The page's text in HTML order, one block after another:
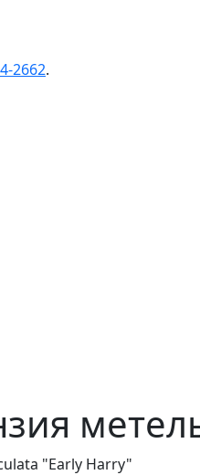
2662.
"Early Harry"